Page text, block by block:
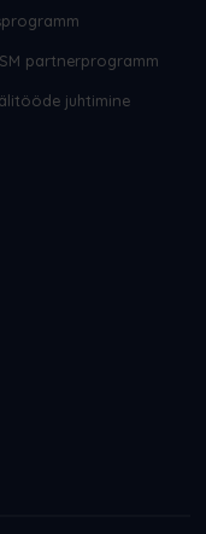
partnerprogramm
juhtimine